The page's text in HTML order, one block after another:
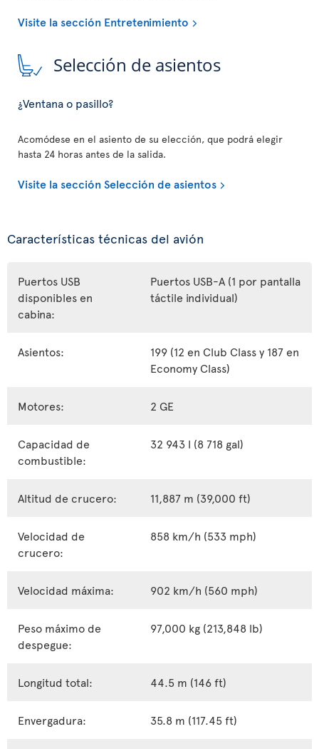
Visite la sección Entretenimiento
Selección de asientos
¿Ventana o pasillo?
Acomódese en el asiento de su elección, que podrá elegir
hasta 24 horas antes de la salida.
Visite la sección Selección de asientos
Características técnicas del avión
Puertos USB
disponibles en
cabina:
Puertos USB-A (1 por pantalla
táctile individual)
Asientos:
199 (12 en Club Class y 187 en
Economy Class)
Motores: 2 GE
Capacidad de
combustible:
32 943 l (8 718 gal)
Altitud de crucero: 11,887 m (39,000 ft)
Velocidad de
crucero:
858 km/h (533 mph)
Velocidad máxima: 902 km/h (560 mph)
Peso máximo de
despegue:
97,000 kg (213,848 lb)
Longitud total: 44.5 m (146 ft)
Envergadura: 35.8 m (117.45 ft)